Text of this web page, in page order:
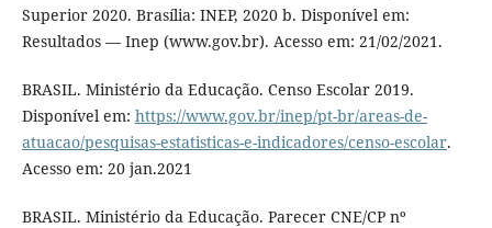
Superior 2020. Brasília: INEP, 2020 b. Disponível em:
Resultados — Inep (www.gov.br). Acesso em: 21/02/2021.
BRASIL. Ministério da Educação. Censo Escolar 2019.
Disponível em: https://www.gov.br/inep/pt-br/areas-de-
atuacao/pesquisas-estatisticas-e-indicadores/censo-escolar.
Acesso em: 20 jan.2021
BRASIL. Ministério da Educação. Parecer CNE/CP nº